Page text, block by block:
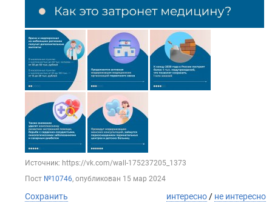
Источник: https://vk.com/wall-175237205_1373
Пост №10746, опубликован 15 мар 2024
Сохранить интересно / не интересно